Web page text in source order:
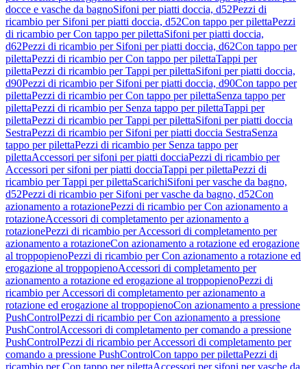
docce e vasche da bagnoSifoni per piatti doccia, d52Pezzi di
ricambio per Sifoni per piatti doccia, d52Con tappo per pilettaPezzi
di ricambio per Con tappo per pilettaSifoni per piatti doccia,
d62Pezzi di ricambio per Sifoni per piatti doccia, d62Con tappo per
pilettaPezzi di ricambio per Con tappo per pilettaTappi per
pilettaPezzi di ricambio per Tappi per pilettaSifoni per piatti doccia,
d90Pezzi di ricambio per Sifoni per piatti doccia, d90Con tappo per
pilettaPezzi di ricambio per Con tappo per pilettaSenza tappo per
pilettaPezzi di ricambio per Senza tappo per pilettaTappi per
pilettaPezzi di ricambio per Tappi per pilettaSifoni per piatti doccia
SestraPezzi di ricambio per Sifoni per piatti doccia SestraSenza
tappo per pilettaPezzi di ricambio per Senza tappo per
pilettaAccessori per sifoni per piatti docciaPezzi di ricambio per
Accessori per sifoni per piatti docciaTappi per pilettaPezzi di
ricambio per Tappi per pilettaScarichiSifoni per vasche da bagno,
d52Pezzi di ricambio per Sifoni per vasche da bagno, d52Con
azionamento a rotazionePezzi di ricambio per Con azionamento a
rotazioneAccessori di completamento per azionamento a
rotazionePezzi di ricambio per Accessori di completamento per
azionamento a rotazioneCon azionamento a rotazione ed erogazione
al troppopienoPezzi di ricambio per Con azionamento a rotazione ed
erogazione al troppopienoAccessori di completamento per
azionamento a rotazione ed erogazione al troppopienoPezzi di
ricambio per Accessori di completamento per azionamento a
rotazione ed erogazione al troppopienoCon azionamento a pressione
PushControlPezzi di ricambio per Con azionamento a pressione
PushControlAccessori di completamento per comando a pressione
PushControlPezzi di ricambio per Accessori di completamento per
comando a pressione PushControlCon tappo per pilettaPezzi di
ricambio per Con tappo per pilettaAccessori per sifoni per vasche da